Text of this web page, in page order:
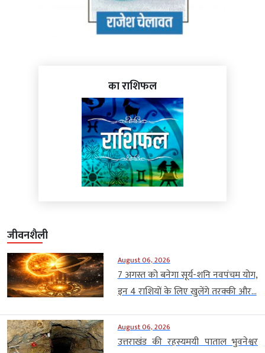
का राशिफल
जीवनशैली
August 06, 2026
7 अगस्त को बनेगा सूर्य-शनि नवपंचम योग,
इन 4 राशियों के लिए खुलेंगे तरक्की और...
August 06, 2026
उत्तराखंड की रहस्यमयी पाताल भुवनेश्वर